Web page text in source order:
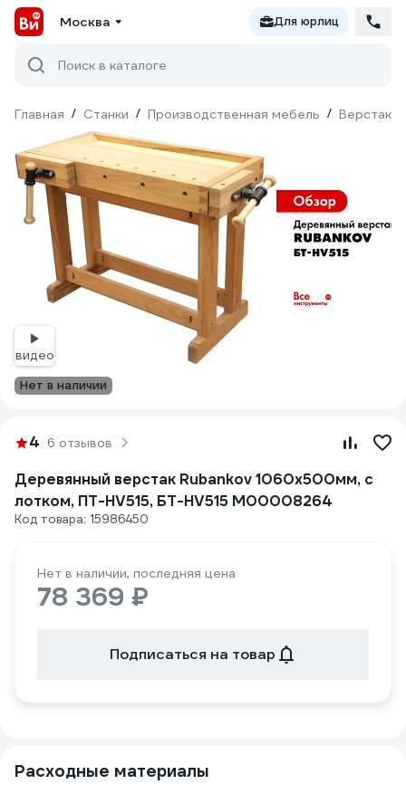
Москва Для юрлиц
Поиск в каталоге
Главная / Станки / Производственная мебель / Верстаки
видео
Нет в наличии
4 6 отзывов
Деревянный верстак Rubankov 1060х500мм, с
лотком, ПТ-HV515, БТ-HV515 М00008264
Код товара: 15986450
Нет в наличии, последняя цена
78 369 ₽
Подписаться на товар
Расходные материалы